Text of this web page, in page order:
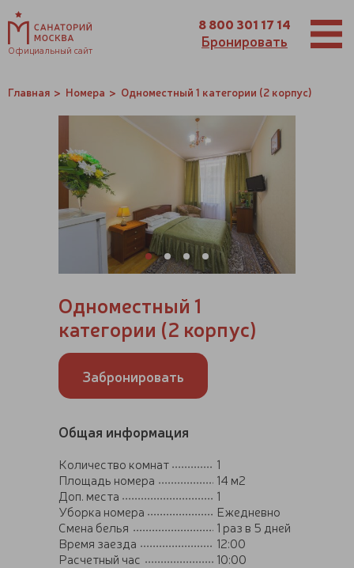
Официальный сайт
8 800 301 17 14
Бронировать
Главная Номера Одноместный 1 категории (2 корпус)
Одноместный 1
категории (2 корпус)
Забронировать
Общая информация
Количество комнат
1
Площадь номера
14 м2
Доп. места
1
Уборка номера
Ежедневно
Смена белья
1 раз в 5 дней
Время заезда
12:00
Расчетный час
10:00